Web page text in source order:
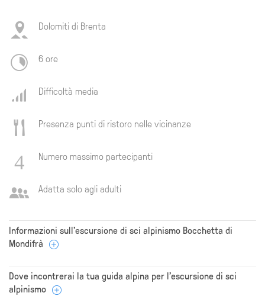
Dolomiti di Brenta
6 ore
Difficoltà media
Presenza punti di ristoro nelle vicinanze
Numero massimo partecipanti
Adatta solo agli adulti
Informazioni sull’escursione di sci alpinismo Bocchetta di
Mondifrà
Dove incontrerai la tua guida alpina per l'escursione di sci
alpinismo